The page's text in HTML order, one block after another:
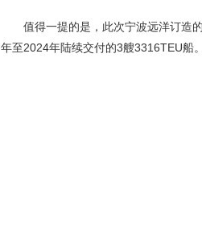
值得一提的是，此次宁波远洋订造
年至2024年陆续交付的3艘3316TEU船。